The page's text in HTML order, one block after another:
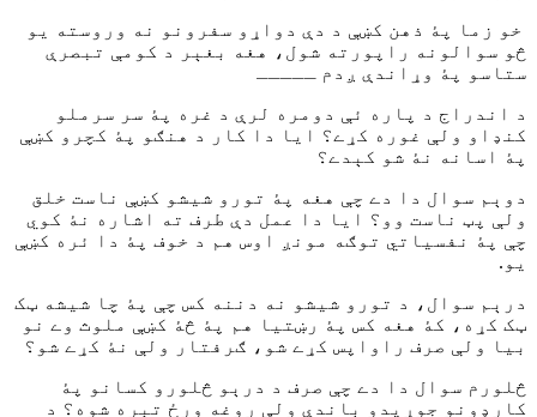
خو زما پۀ ذهن کښې د دې دواړو سفرونو نه وروسته یو
څو سوالونه راپورته شول، هغه بغېر د کومې تبصرې
ستاسو پۀ وړاندې ږدم ـــــ
د اندراج د پاره ئې دومره لرې د غره پۀ سر سرملو
کنډاو ولې غوره کړے؟ ایا دا کار د هنګو پۀ کچرو کښې
پۀ اسانه نۀ شو کېدے؟
دوېم سوال دا دے چې هغه پۀ تورو شیشو کښې ناست خلق
ولې پټ ناست وو؟ ایا دا عمل دې طرف ته اشاره نۀ کوي
چې پۀ نفسیاتي توګه مونږ اوس هم د خوف پۀ دا ئره کښې
یو.
درېم سوال، د تورو شیشو نه دننه کس چې پۀ چا شیشه ټک
ټک کړه، کۀ هغه کس پۀ رښتیا هم پۀ څۀ کښې ملوث وے نو
بیا ولې صرف راواپس کړے شو، ګرفتار ولې نۀ کړے شو؟
څلورم سوال دا دے چې صرف د درېو څلورو کسانو پۀ
کارډونو جوړیدو باندې ولې روغه ورځ تېره شوه؟ د